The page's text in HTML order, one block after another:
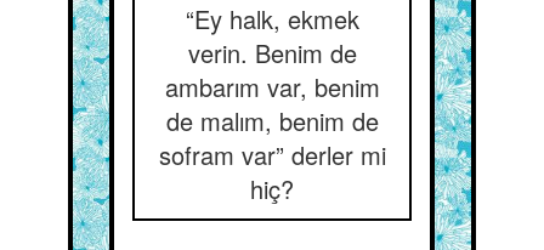
“Ey halk, ekmek
verin. Benim de
ambarım var, benim
de malım, benim de
sofram var” derler mi
hiç?